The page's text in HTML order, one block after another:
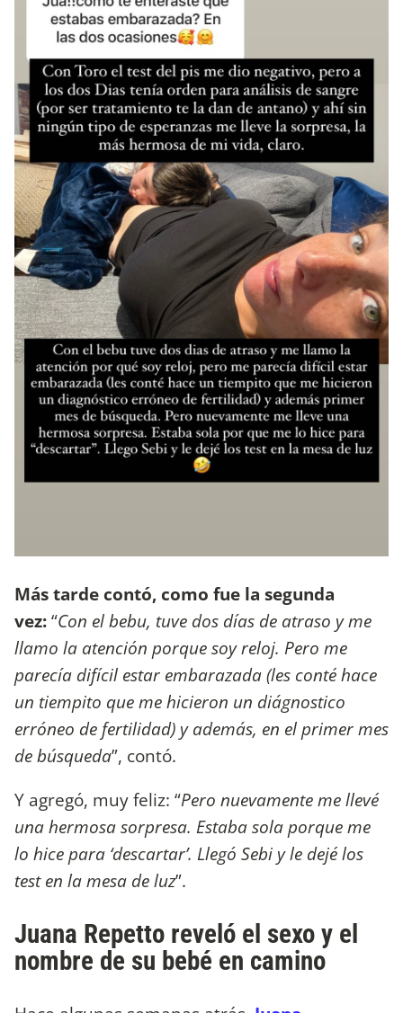
Más tarde contó, como fue la segunda
vez:“Con el bebu, tuve dos días de atraso y me
llamo la atención porque soy reloj. Pero me
parecía difícil estar embarazada (les conté hace
un tiempito que me hicieron un diágnostico
erróneo de fertilidad) y además, en el primer mes
de búsqueda”, contó.
Y agregó, muy feliz: “Pero nuevamente me llevé
una hermosa sorpresa. Estaba sola porque me
lo hice para ‘descartar’. Llegó Sebi y le dejé los
test en la mesa de luz”.
Juana Repetto reveló el sexo y el
nombre de su bebé en camino